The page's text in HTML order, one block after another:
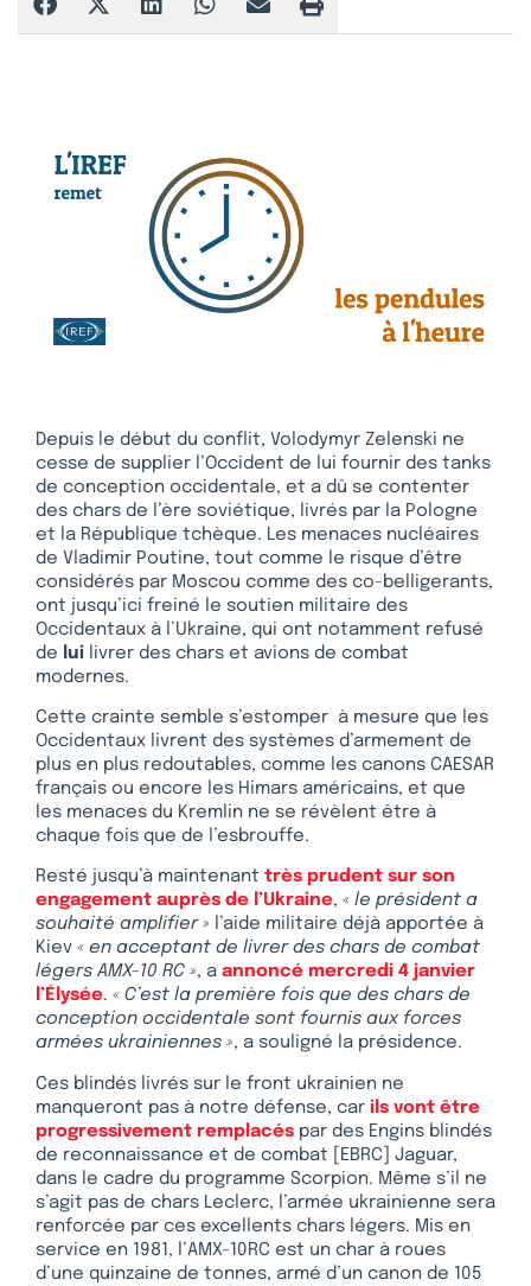
Depuis le début du conflit, Volodymyr Zelenski ne
cesse de supplier l’Occident de lui fournir des tanks
de conception occidentale, et a dû se contenter
des chars de l’ère soviétique, livrés par la Pologne
et la République tchèque. Les menaces nucléaires
de Vladimir Poutine, tout comme le risque d’être
considérés par Moscou comme des co-belligerants,
ont jusqu’ici freiné le soutien militaire des
Occidentaux à l’Ukraine, qui ont notamment refusé
de
lui livrer des chars et avions de combat
modernes.
Cette crainte semble s’estomper à mesure que les
Occidentaux livrent des systèmes d’armement de
plus en plus redoutables, comme les canons CAESAR
français ou encore les Himars américains, et que
les menaces du Kremlin ne se révèlent être à
chaque fois que de l’esbrouffe.
Resté jusqu’à maintenant très prudent sur son
engagement auprès de l’Ukraine, « le président a
souhaité amplifier » l’aide militaire déjà apportée à
Kiev « en acceptant de livrer des chars de combat
légers AMX-10 RC », a annoncé mercredi 4 janvier
l’Élysée. « C’est la première fois que des chars de
conception occidentale sont fournis aux forces
armées ukrainiennes », a souligné la présidence.
Ces blindés livrés sur le front ukrainien ne
manqueront pas à notre défense, car ils vont être
progressivement remplacés par des Engins blindés
de reconnaissance et de combat [EBRC] Jaguar,
dans le cadre du programme Scorpion. Même s’il ne
s’agit pas de chars Leclerc, l’armée ukrainienne sera
renforcée par ces excellents chars légers. Mis en
service en 1981, l’AMX-10RC est un char à roues
d’une quinzaine de tonnes, armé d’un canon de 105